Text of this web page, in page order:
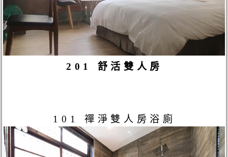
201 舒活雙人房
101 禪淨雙人房浴廁